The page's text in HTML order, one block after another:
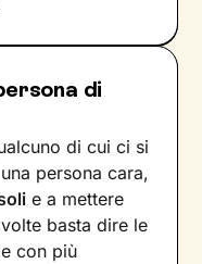
di
di cui ci si
persona cara,
e a mettere
basta dire le
con più